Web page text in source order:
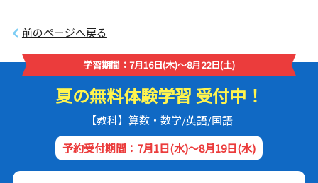
前のページへ戻る
学習期間：7月16日(木)～8月22日(土)
夏の無料体験学習 受付中！
【教科】算数・数学/英語/国語
予約受付期間：7月1日(水)～8月19日(水)